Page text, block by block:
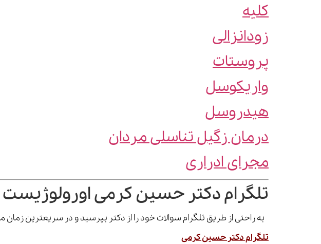
کلیه
زودانزالی
پروستات
واریکوسل
هیدروسل
درمان زگیل تناسلی مردان
مجرای ادراری
تلگرام دکتر حسین کرمی اورولوژیست
به راحتی از طریق تلگرام سوالات خود را از دکتر بپرسید و در سریعترین
تلگرام دکتر حسین کرمی